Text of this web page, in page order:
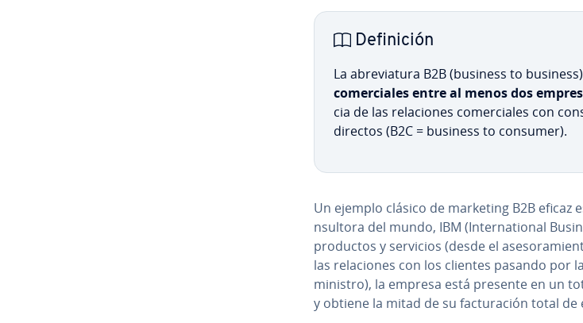
De­fi­ni­ción
La abre­via­tu­ra B2B (business to
co­me­r­cia­lesentre al menos dos
cia de las re­la­cio­nes co­me­r­cia­les con
directos (B2C = business to consumer).
Un ejemplo clásico de marketing B2B eficaz
n­su­l­to­ra del mundo, IBM (In­te­r­na­tio­nal
productos y servicios (desde el
las re­la­cio­nes con los clientes pasando por
mi­ni­s­tro), la empresa está presente en un
y obtiene la mitad de su fa­c­tu­ra­ción total de